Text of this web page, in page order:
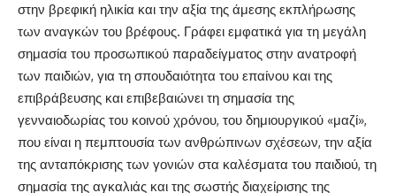
στην βρεφική ηλικία και την αξία της άμεσης εκπλήρωσης
των αναγκών του βρέφους. Γράφει εμφατικά για τη μεγάλη
σημασία του προσωπικού παραδείγματος στην ανατροφή
των παιδιών, για τη σπουδαιότητα του επαίνου και της
επιβράβευσης και επιβεβαιώνει τη σημασία της
γενναιοδωρίας του κοινού χρόνου, του δημιουργικού «μαζί»,
που είναι η πεμπτουσία των ανθρώπινων σχέσεων, την αξία
της ανταπόκρισης των γονιών στα καλέσματα του παιδιού, τη
σημασία της αγκαλιάς και της σωστής διαχείρισης της